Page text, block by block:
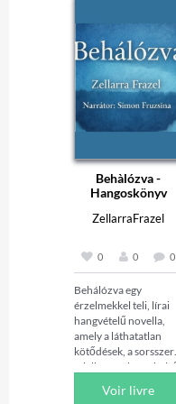
Behàlózva -
Hangoskönyv
ZellarraFrazel
0 0 0
Behálózva egy
érzelmekkel teli, lírai
hangvételű novella,
amely a láthatatlan
kötődések, a
találkozások és a
vezeti az olvasót. A
Voir livre